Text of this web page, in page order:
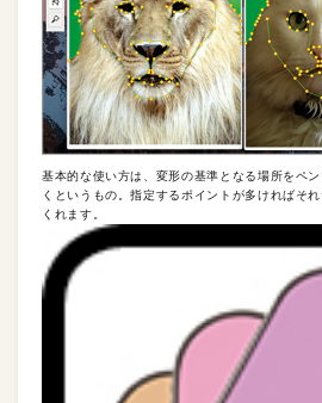
基本的な使い方は、変形の基準となる場所をペ
くというもの。指定するポイントが多ければそ
くれます。